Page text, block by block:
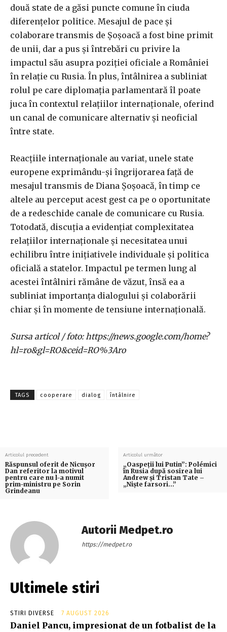
două state de a găsi puncte comune în ciuda
diferențelor politice. Mesajul de pace și
colaborare transmis de Șoșoacă a fost bine primit
de unii, dar a pus și întrebări cu privire la
impactul său asupra poziției oficiale a României
în relație cu Rusia. În plus, întâlnirea a subliniat
rolul pe care diplomația parlamentară îl poate
juca în contextul relațiilor internaționale, oferind
un canal de comunicare alternativ și neoficial
între state.
Reacțiile internaționale au variat, unele state
europene exprimându-și îngrijorarea față de
mesajul transmis de Diana Șoșoacă, în timp ce
altele au perceput acest gest ca pe o oportunitate
de a redeschide canale de comunicare cu Rusia.
Totodată, discuția a evidențiat complexitatea
relațiilor internaționale și necesitatea unui
echilibru între inițiativele individuale și politica
oficială a statelor. Impactul pe termen lung al
acestei întâlniri rămâne de văzut, însă ea a
subliniat importanța dialogului și colaborării
chiar și în momente de tensiune internațională.
Sursa articol / foto: https://news.google.com/home?
hl=ro&gl=RO&ceid=RO%3Aro
TAGS cooperare dialog întâlnire
Articolul precedent
Răspunsul oferit de Nicușor
Dan referitor la motivul
pentru care nu l-a numit
prim-ministru pe Sorin
Grindeanu
Articolul următor
„Oaspeții lui Putin”: Polémici
în Rusia după sosirea lui
Andrew și Tristan Tate –
„Niște farsori…”
Autorii Medpet.ro
https://medpet.ro
Ultimele stiri
STIRI DIVERSE 7 AUGUST 2026
Daniel Pancu, impresionat de un fotbalist de la